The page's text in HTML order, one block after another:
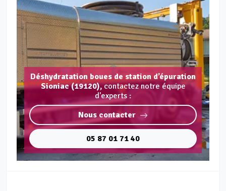
Déshydratation boues de station d’épuration
Sioniac (19120),contactez notre équipe
d'experts :
Nous contacter
05 87 01 71 40